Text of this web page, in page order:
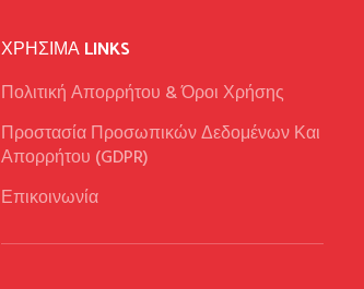
ΧΡΉΣΙΜΑ LINKS
Πολιτική Απορρήτου & Όροι Χρήσης
Προστασία Προσωπικών Δεδομένων Και
Απορρήτου (GDPR)
Επικοινωνία